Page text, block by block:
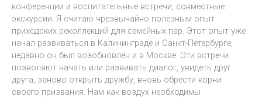
конференции и воспитательные встречи, совместные
экскурсии. Я считаю чрезвычайно полезным опыт
приходских реколлекций для семейных пар. Этот опыт уже
начал развиваться в Калининграде и Санкт-Петербурге,
недавно он был возобновлён и в Москве. Эти встречи
позволяют начать или развивать диалог, увидеть друг
друга, заново открыть дружбу, вновь обрести корни
своего призвания. Нам как воздух необходимы